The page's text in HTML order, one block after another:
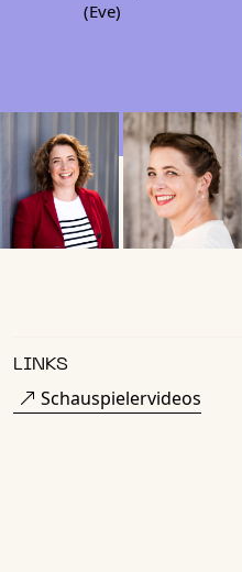
(Eve)
LINKS
Schauspielervideos